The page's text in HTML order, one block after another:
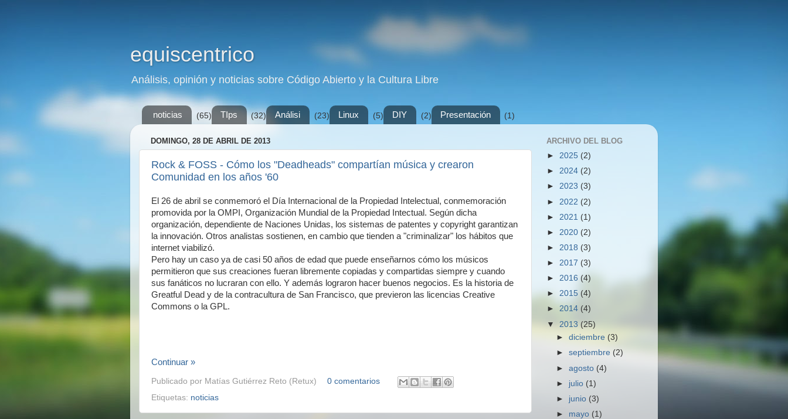
equiscentrico
Análisis, opinión y noticias sobre Código Abierto y la Cultura Libre
noticias (65) TIps (32) Análisi (23) Linux (5) DIY (2) Presentación (1)
DOMINGO, 28 DE ABRIL DE 2013
Rock & FOSS - Cómo los "Deadheads" compartían música y crearon
Comunidad en los años '60
El 26 de abril se conmemoró el Día Internacional de la Propiedad Intelectual, conmemoración
promovida por la OMPI, Organización Mundial de la Propiedad Intectual. Según dicha
organización, dependiente de Naciones Unidas, los sistemas de patentes y copyright garantizan
la innovación. Otros analistas sostienen, en cambio que tienden a "criminalizar" los hábitos que
internet viabilizó.
Pero hay un caso ya de casi 50 años de edad que puede enseñarnos cómo los músicos
permitieron que sus creaciones fueran libremente copiadas y compartidas siempre y cuando
sus fanáticos no lucraran con ello. Y además lograron hacer buenos negocios. Es la historia de
Greatful Dead y de la contracultura de San Francisco, que previeron las licencias Creative
Commons o la GPL.
Continuar »
Publicado por Matías Gutiérrez Reto (Retux)
0 comentarios
Etiquetas: noticias
ARCHIVO DEL BLOG
► 2025 (2)
► 2024 (2)
► 2023 (3)
► 2022 (2)
► 2021 (1)
► 2020 (2)
► 2018 (3)
► 2017 (3)
► 2016 (4)
► 2015 (4)
► 2014 (4)
▼ 2013 (25)
►diciembre (3)
►septiembre (2)
►agosto (4)
► julio (1)
► junio (3)
► mayo (1)